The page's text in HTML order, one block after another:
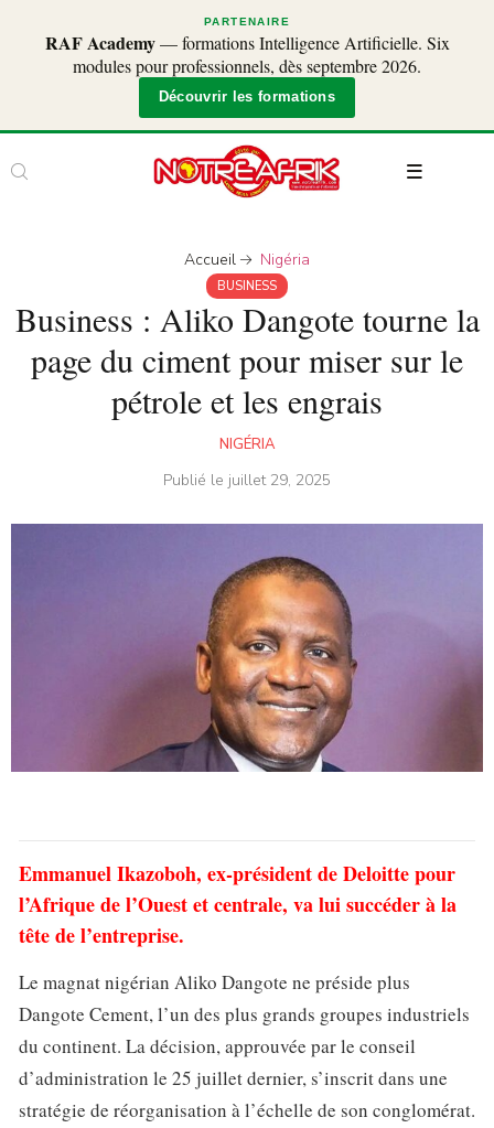
PARTENAIRE
RAF Academy— formations Intelligence Artificielle. Six
modules pour professionnels, dès septembre 2026.
Découvrir les formations
Accueil Nigéria
BUSINESS
Business : Aliko Dangote tourne la
page du ciment pour miser sur le
pétrole et les engrais
NIGÉRIA
Publié le juillet 29, 2025
Emmanuel Ikazoboh, ex-président de Deloitte pour
l’Afrique de l’Ouest et centrale, va lui succéder à la
tête de l’entreprise.
Le magnat nigérian Aliko Dangote ne préside plus
Dangote Cement, l’un des plus grands groupes industriels
du continent. La décision, approuvée par le conseil
d’administration le 25 juillet dernier, s’inscrit dans une
stratégie de réorganisation à l’échelle de son conglomérat.